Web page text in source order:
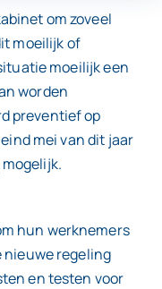
om zoveel
moeilijk of
moeilijk een
worden
preventief op
mei van dit jaar
hun werknemers
nieuwe regeling
en testen voor